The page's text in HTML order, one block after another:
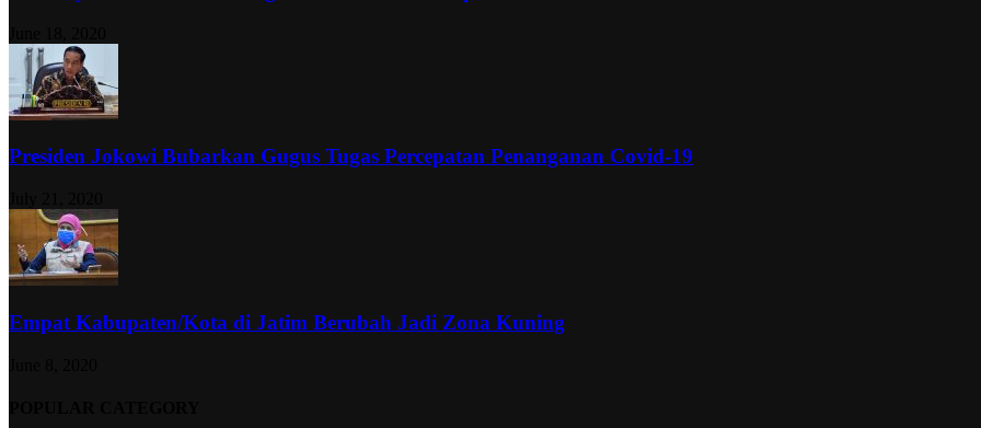
Presiden Jokowi Bubarkan Gugus Tugas Percepatan Penanganan Covid-19
Empat Kabupaten/Kota di Jatim Berubah Jadi Zona Kuning